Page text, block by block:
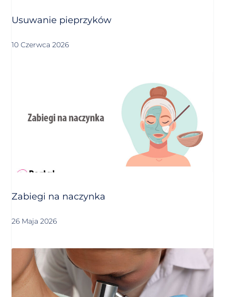
Usuwanie pieprzyków
10 Czerwca 2026
Zabiegi na naczynka
26 Maja 2026